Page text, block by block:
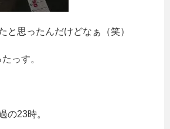
と思ったんだけどなぁ（笑）
っす。
の23時。